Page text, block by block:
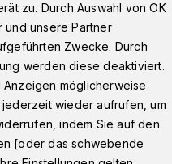
zu. Durch Auswahl von OK
unsere Partner
Zwecke. Durch
werden diese deaktiviert.
möglicherweise
wieder aufrufen, um
indem Sie auf den
[oder das schwebende